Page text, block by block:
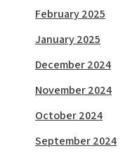
February 2025
January 2025
December 2024
November 2024
October 2024
September 2024